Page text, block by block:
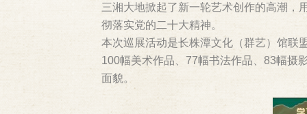
三湘大地掀起了新一轮艺术创作的高潮，
彻落实党的二十大精神。
本次巡展活动是长株潭文化（群艺）馆联
100幅美术作品、77幅书法作品、83幅摄
面貌。